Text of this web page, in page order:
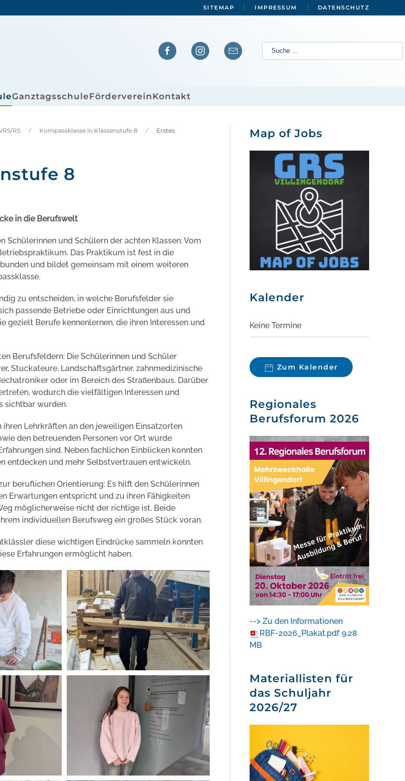
SITEMAP IMPRESSUM DATENSCHUTZ
GanztagsschuleFördervereinKontakt
RS Kompassklasse in Klassenstufe 8
Erstes
8
in die Berufswelt
Schülerinnen und Schülern der achten Klassen: Vom
Das Praktikum ist fest in die
und bildet gemeinsam mit einem weiteren
zu entscheiden, in welche Berufsfelder sie
passende Betriebe oder Einrichtungen aus und
gezielt Berufe kennenlernen, die ihren Interessen und
Berufsfeldern: Die Schülerinnen und Schüler
Stuckateure, Landschaftsgärtner, zahnmedizinische
oder im Bereich des Straßenbaus. Darüber
wodurch die vielfältigen Interessen und
sichtbar wurden.
Lehrkräften an den jeweiligen Einsatzorten
den betreuenden Personen vor Ort wurde
sind. Neben fachlichen Einblicken konnten
entdecken und mehr Selbstvertrauen entwickeln.
beruflichen Orientierung: Es hilft den Schülerinnen
Erwartungen entspricht und zu ihren Fähigkeiten
möglicherweise nicht der richtige ist. Beide
individuellen Berufsweg ein großes Stück voran.
diese wichtigen Eindrücke sammeln konnten
Erfahrungen ermöglicht haben.
Map of Jobs
Kalender
Keine Termine
Zum Kalender
Regionales
Berufsforum 2026
--> Zu den Informationen
RBF-2026_Plakat.pdf 9.28
MB
Materiallisten für
das Schuljahr
2026/27